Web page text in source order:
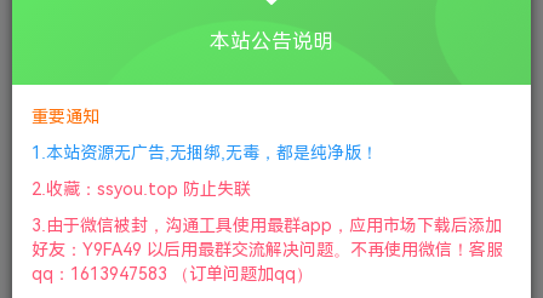
此内容为付费资源，请付费后查看
鲜花 8 鲜花 36
赞助会员 免费
付费资源
本站公告说明
重要通知
1.本站资源无广告,无捆绑,无毒，都是纯净版！
2.收藏：ssyou.top 防止失联
3.由于微信被封，沟通工具使用最群app，应用市场下载后添加
好友：Y9FA49 以后用最群交流解决问题。不再使用微信！客服
qq：1613947583 （订单问题加qq）